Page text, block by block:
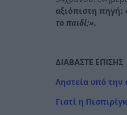
αξιόπιστη πηγή:
το παιδί;».
ΔΙΑΒΑΣΤΕ ΕΠΙΣΗΣ
Ληστεία υπό την
Γιατί η